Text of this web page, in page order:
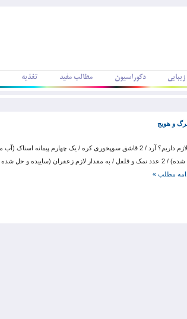
دکوراسیون مطالب مفید تغذیه
و هویج
مطلب »